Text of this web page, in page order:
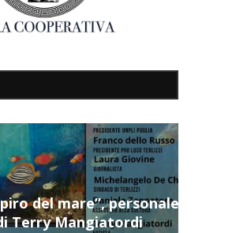
del mare”, personale
Mangiatordi